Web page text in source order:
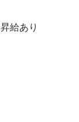
給あり